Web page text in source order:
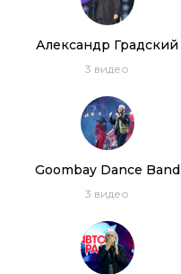
Александр Градский
3 видео
Goombay Dance Band
3 видео